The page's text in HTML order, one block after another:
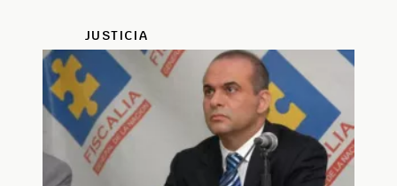
JUSTICIA